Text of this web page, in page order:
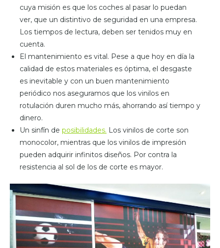
cuya misión es que los coches al pasar lo puedan
ver, que un distintivo de seguridad en una empresa.
Los tiempos de lectura, deben ser tenidos muy en
cuenta.
El mantenimiento es vital. Pese a que hoy en día la
calidad de estos materiales es óptima, el desgaste
es inevitable y con un buen mantenimiento
periódico nos aseguramos que los vinilos en
rotulación duren mucho más, ahorrando así tiempo y
dinero.
Un sinfín de posibilidades. Los vinilos de corte son
monocolor, mientras que los vinilos de impresión
pueden adquirir infinitos diseños. Por contra la
resistencia al sol de los de corte es mayor.